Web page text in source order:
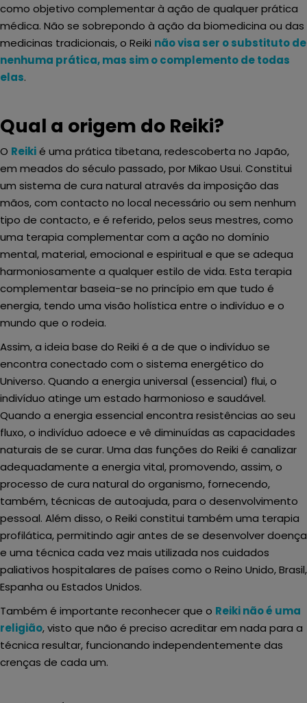
como objetivo complementar à ação de qualquer prática
médica. Não se sobrepondo à ação da biomedicina ou das
medicinas tradicionais, o Reiki não visa ser o substituto de
nenhuma prática, mas sim o complemento de todas
elas.
Qual a origem do Reiki?
O Reikié uma prática tibetana, redescoberta no Japão,
em meados do século passado, por Mikao Usui. Constitui
um sistema de cura natural através da imposição das
mãos, com contacto no local necessário ou sem nenhum
tipo de contacto, e é referido, pelos seus mestres, como
uma terapia complementar com a ação no domínio
mental, material, emocional e espiritual e que se adequa
harmoniosamente a qualquer estilo de vida. Esta terapia
complementar baseia-se no princípio em que tudo é
energia, tendo uma visão holística entre o indivíduo e o
mundo que o rodeia.
Assim, a ideia base do Reiki é a de que o indivíduo se
encontra conectado com o sistema energético do
Universo. Quando a energia universal (essencial) flui, o
indivíduo atinge um estado harmonioso e saudável.
Quando a energia essencial encontra resistências ao seu
fluxo, o indivíduo adoece e vê diminuídas as capacidades
naturais de se curar. Uma das funções do Reiki é canalizar
adequadamente a energia vital, promovendo, assim, o
processo de cura natural do organismo, fornecendo,
também, técnicas de autoajuda, para o desenvolvimento
pessoal. Além disso, o Reiki constitui também uma terapia
profilática, permitindo agir antes de se desenvolver doença
e uma técnica cada vez mais utilizada nos cuidados
paliativos hospitalares de países como o Reino Unido, Brasil,
Espanha ou Estados Unidos.
Também é importante reconhecer que o Reiki não é uma
religião, visto que não é preciso acreditar em nada para a
técnica resultar, funcionando independentemente das
crenças de cada um.